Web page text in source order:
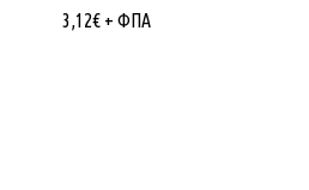
3,12€ + ΦΠΑ